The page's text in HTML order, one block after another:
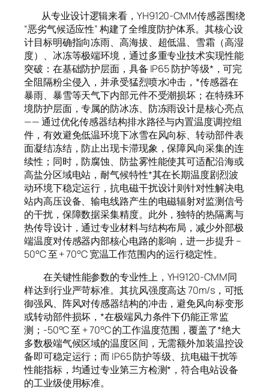
从专业设计逻辑来看，YH9120-CMM传感器围绕
“恶劣气候适应性” 构建了全维度防护体系。其核心设
计目标明确指向冻雨、高海拔、超低温、雪霜（高湿
度）、冰冻等极端环境，通过多重专业技术实现性能
突破：在基础防护层面，具备 IP65 防护等级*，可完
全阻隔粉尘侵入，并承受猛烈喷水冲击，*传感器在
暴雨、暴雪等天气下内部元件不受潮损坏；在特殊环
境防护层面，专属的防冰冻、防冻雨设计是核心亮点
—— 通过优化传感器结构排水路径与内置温度调控组
件，有效避免低温环境下冰雪在风向标、转动部件表
面凝结冻结，防止出现卡滞现象，保障风向采集的连
续性；同时，防腐蚀、防盐雾性能使其可适配沿海或
高盐分区域电站，耐气候特性*其在长期温度剧烈波
动环境下稳定运行，抗电磁干扰设计则针对性解决电
站内高压设备、输电线路产生的电磁辐射对监测信号
的干扰，保障数据采集精度。此外，独特的热隔离与
热传导设计，通过专业材料与结构布局，减少外部极
端温度对传感器内部核心电路的影响，进一步提升 –
50°C 至 + 70°C 宽温工作范围内的运行稳定性。
在关键性能参数的专业性上，YH9120-CMM同
样达到行业严苛标准。其抗风强度高达 70m/s，可抵
御强风、阵风对传感器结构的冲击，避免风向标变形
或转动部件损坏，*在极端风力条件下仍能正常监
测；-50°C 至 + 70°C 的工作温度范围，覆盖了*绝大
多数极端气候区域的温度区间，无需额外加装温控设
备即可稳定运行；而 IP65 防护等级、抗电磁干扰等
性能指标，均通过专业第三方检测*，符合电站设备
的工业级使用标准。